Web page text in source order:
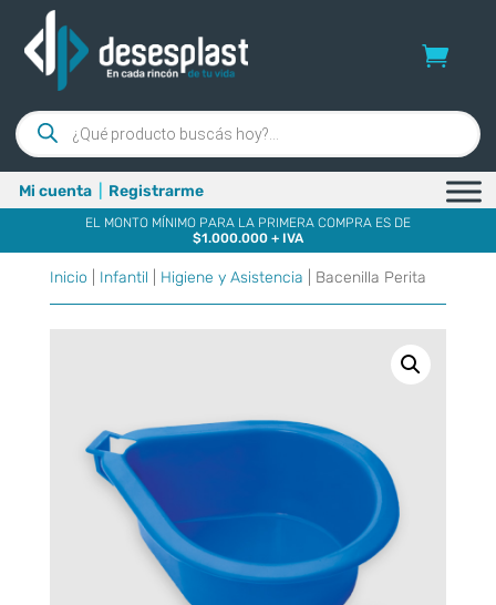
Búsqueda
de
productos
Mi cuenta Registrarme
EL MONTO MÍNIMO PARA LA PRIMERA COMPRA ES DE
$1.000.000 + IVA
Inicio Infantil Higiene y Asistencia | Bacenilla Perita